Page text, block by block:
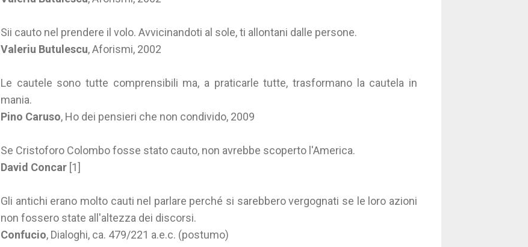
Sii cauto nel prendere il volo. Avvicinandoti al sole, ti allontani dalle persone.
Valeriu Butulescu, Aforismi, 2002
Le cautele sono tutte comprensibili ma, a praticarle tutte, trasformano la cautela in
mania.
Pino Caruso, Ho dei pensieri che non condivido, 2009
Se Cristoforo Colombo fosse stato cauto, non avrebbe scoperto l'America.
David Concar [1]
Gli antichi erano molto cauti nel parlare perché si sarebbero vergognati se le loro azioni
non fossero state all'altezza dei discorsi.
Confucio, Dialoghi, ca. 479/221 a.e.c. (postumo)